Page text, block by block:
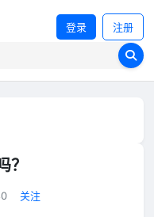
登录 注册
？
关注